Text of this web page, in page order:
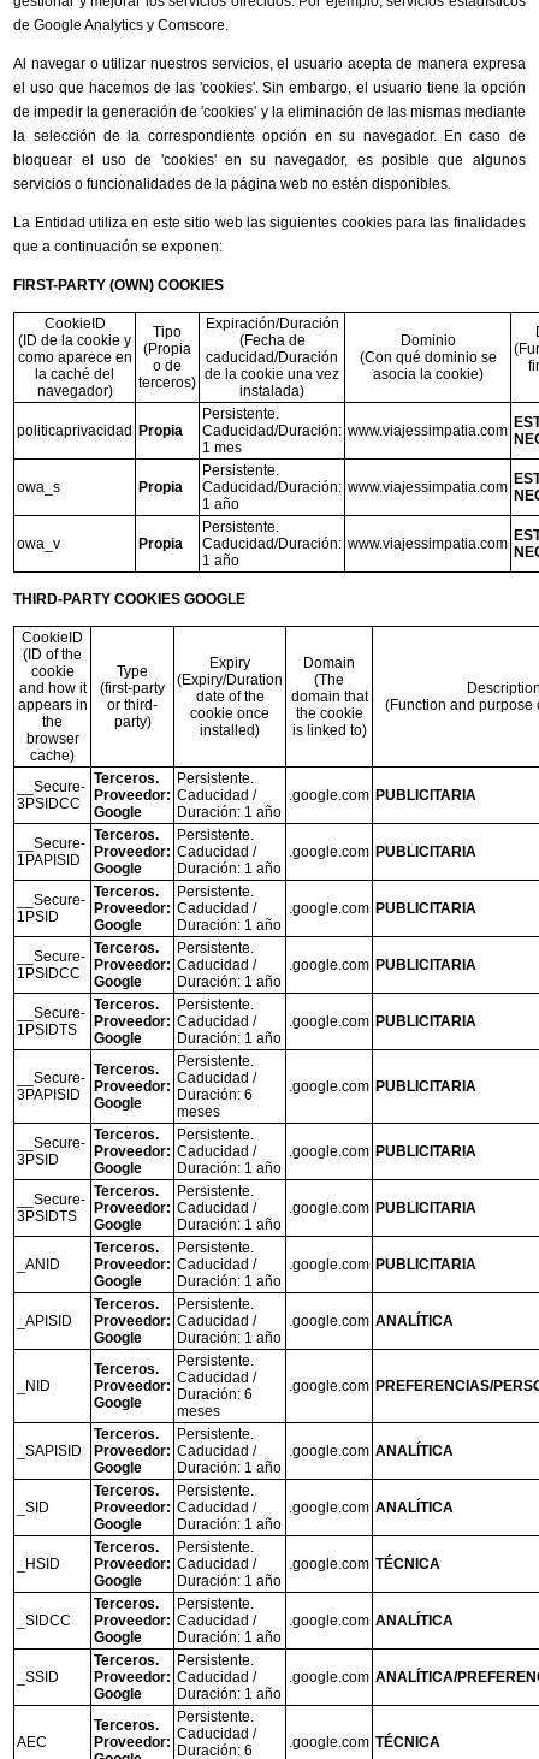
de Google Analytics y Comscore.
Al navegar o utilizar nuestros servicios, el usuario acepta de manera expresa
el uso que hacemos de las 'cookies'. Sin embargo, el usuario tiene la opción
de impedir la generación de 'cookies' y la eliminación de las mismas mediante
la selección de la correspondiente opción en su navegador. En caso de
bloquear el uso de 'cookies' en su navegador, es posible que algunos
servicios o funcionalidades de la página web no estén disponibles.
La Entidad utiliza en este sitio web las siguientes cookies para las finalidades
que a continuación se exponen:
FIRST-PARTY (OWN) COOKIES
CookieID
(ID de la cookie y
como aparece en
la caché del
navegador)
Tipo
(Propia
o de
terceros)
Expiración/Duración
(Fecha de
caducidad/Duración
de la cookie una vez
instalada)
Dominio
(Con qué dominio se
asocia la cookie)
politicaprivacidad Propia
Persistente.
Caducidad/Duración:
1 mes
www.viajessimpatia.com
owa_s Propia
Persistente.
Caducidad/Duración:
1 año
www.viajessimpatia.com
owa_v Propia
Persistente.
Caducidad/Duración:
1 año
www.viajessimpatia.com
THIRD-PARTY COOKIES GOOGLE
CookieID
(ID of the
cookie
and how it
appears in
the
browser
cache)
Type
(first-party
or third-
party)
Expiry
(Expiry/Duration
date of the
cookie once
installed)
Domain
(The
domain that
the cookie
is linked to)
(Function and purpose
__Secure-
3PSIDCC
Terceros.
Proveedor:
Google
Persistente.
Caducidad /
Duración: 1 año
.google.com PUBLICITARIA
__Secure-
1PAPISID
Terceros.
Proveedor:
Google
Persistente.
Caducidad /
Duración: 1 año
.google.com PUBLICITARIA
__Secure-
1PSID
Terceros.
Proveedor:
Google
Persistente.
Caducidad /
Duración: 1 año
.google.com PUBLICITARIA
__Secure-
1PSIDCC
Terceros.
Proveedor:
Google
Persistente.
Caducidad /
Duración: 1 año
.google.com PUBLICITARIA
__Secure-
1PSIDTS
Terceros.
Proveedor:
Google
Persistente.
Caducidad /
Duración: 1 año
.google.com PUBLICITARIA
__Secure-
3PAPISID
Terceros.
Proveedor:
Google
Persistente.
Caducidad /
Duración: 6
meses
.google.com PUBLICITARIA
__Secure-
3PSID
Terceros.
Proveedor:
Google
Persistente.
Caducidad /
Duración: 1 año
.google.com PUBLICITARIA
__Secure-
3PSIDTS
Terceros.
Proveedor:
Google
Persistente.
Caducidad /
Duración: 1 año
.google.com PUBLICITARIA
_ANID
Terceros.
Proveedor:
Google
Persistente.
Caducidad /
Duración: 1 año
.google.com PUBLICITARIA
_APISID
Terceros.
Proveedor:
Google
Persistente.
Caducidad /
Duración: 1 año
.google.com ANALÍTICA
_NID
Terceros.
Proveedor:
Google
Persistente.
Caducidad /
Duración: 6
meses
.google.com PREFERENCIAS/
_SAPISID
Terceros.
Proveedor:
Google
Persistente.
Caducidad /
Duración: 1 año
.google.com ANALÍTICA
_SID
Terceros.
Proveedor:
Google
Persistente.
Caducidad /
Duración: 1 año
.google.com ANALÍTICA
_HSID
Terceros.
Proveedor:
Google
Persistente.
Caducidad /
Duración: 1 año
.google.com TÉCNICA
_SIDCC
Terceros.
Proveedor:
Google
Persistente.
Caducidad /
Duración: 1 año
.google.com ANALÍTICA
_SSID
Terceros.
Proveedor:
Google
Persistente.
Caducidad /
Duración: 1 año
.google.com ANALÍTICA/
AEC
Terceros.
Proveedor:
Persistente.
Caducidad /
Duración: 6
.google.com TÉCNICA